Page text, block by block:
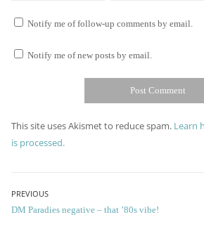
Notify me of follow-up comments by email.
Notify me of new posts by email.
This site uses Akismet to reduce spam. Learn
is processed.
Post
navigation
PREVIOUS
Previous
DM Paradies negative – that ’80s vibe!